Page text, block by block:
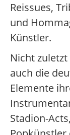
Reissues,
und
Künstler.
Nicht
auch die
Elemente
Stadion-